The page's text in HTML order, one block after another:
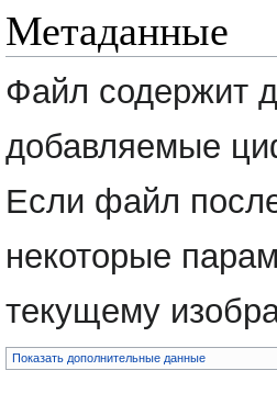
Метаданные
Файл содержит
добавляемые
Если файл
некоторые
текущему
Показать дополнительные данные